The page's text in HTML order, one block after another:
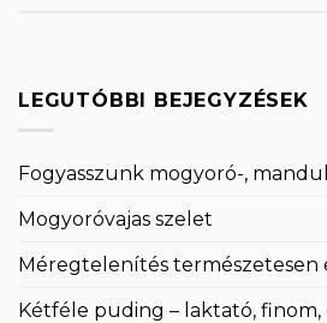
LEGUTÓBBI BEJEGYZÉSEK
Fogyasszunk mogyoró-,
Mogyoróvajas szelet
Méregtelenítés természetesen
Kétféle puding – laktató, finom,